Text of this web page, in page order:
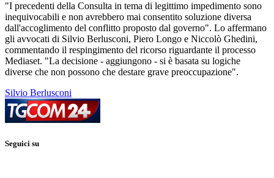
"I precedenti della Consulta in tema di legittimo impedimento sono
inequivocabili e non avrebbero mai consentito soluzione diversa
dall'accoglimento del conflitto proposto dal governo". Lo affermano
gli avvocati di Silvio Berlusconi, Piero Longo e Niccolò Ghedini,
commentando il respingimento del ricorso riguardante il processo
Mediaset. "La decisione - aggiungono - si è basata su logiche
diverse che non possono che destare grave preoccupazione".
Silvio Berlusconi
Seguici su